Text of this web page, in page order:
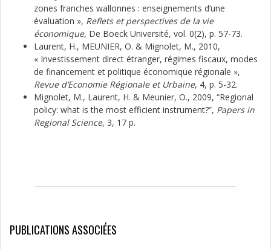
zones franches wallonnes : enseignements d’une
évaluation », Reflets et perspectives de la vie
économique, De Boeck Université, vol. 0(2), p. 57-73.
Laurent, H., MEUNIER, O. & Mignolet, M., 2010,
« Investissement direct étranger, régimes fiscaux, modes
de financement et politique économique régionale »,
Revue d’Economie Régionale et Urbaine, 4, p. 5-32.
Mignolet, M., Laurent, H. & Meunier, O., 2009, “Regional
policy: what is the most efficient instrument?”, Papers in
Regional Science, 3, 17 p.
PUBLICATIONS ASSOCIÉES